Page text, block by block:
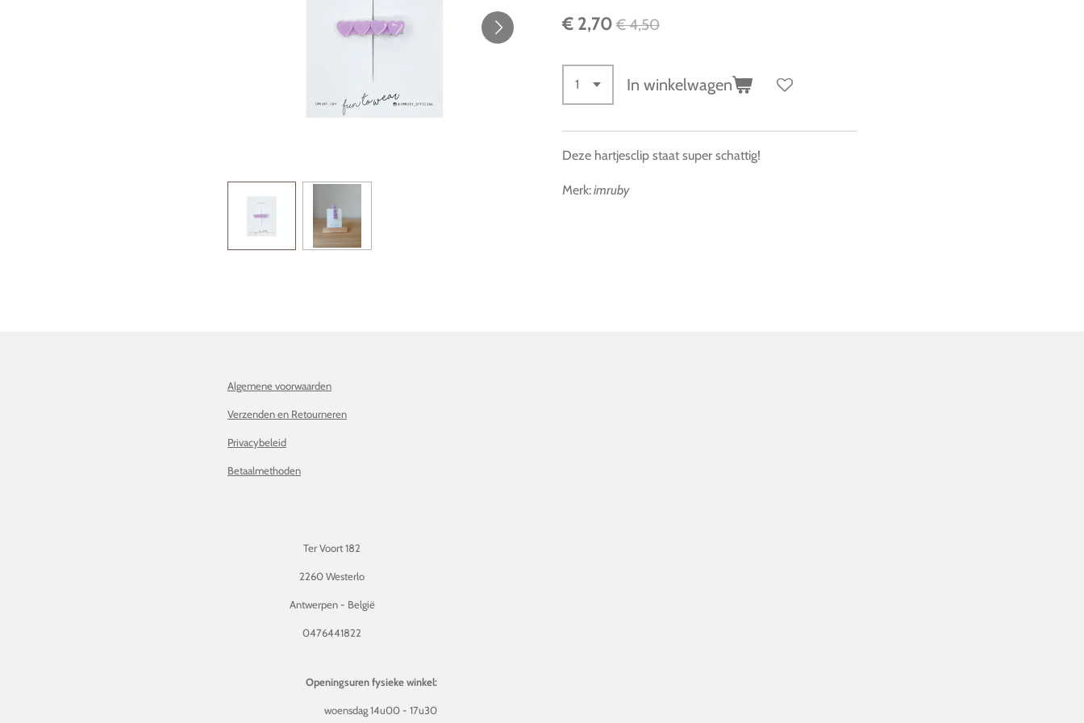
€ 2,70 € 4,50
In winkelwagen
Deze hartjesclip staat super schattig!
Merk:imruby
Algemene voorwaarden
Verzenden en Retourneren
Privacybeleid
Betaalmethoden
Ter Voort 182
2260 Westerlo
Antwerpen - België
0476441822
Openingsuren fysieke winkel:
woensdag 14u00 - 17u30